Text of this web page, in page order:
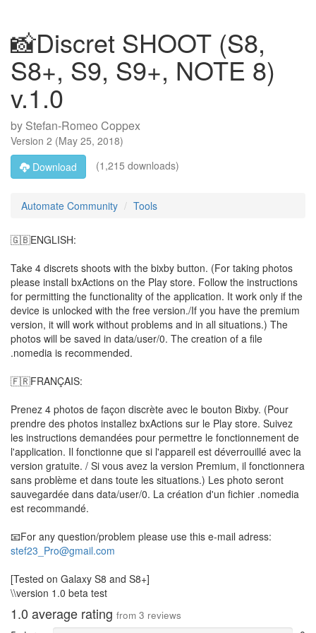
📸Discret SHOOT (S8,
S8+, S9, S9+, NOTE 8)
v.1.0
by Stefan-Romeo Coppex
Version 2 (May 25, 2018)
Download
(1,215 downloads)
Automate Community Tools
🇬🇧ENGLISH:
Take 4 discrets shoots with the bixby button. (For taking photos
please install bxActions on the Play store. Follow the instructions
for permitting the functionality of the application. It work only if the
device is unlocked with the free version./If you have the premium
version, it will work without problems and in all situations.) The
photos will be saved in data/user/0. The creation of a file
.nomedia is recommended.
🇫🇷FRANÇAIS:
Prenez 4 photos de façon discrète avec le bouton Bixby. (Pour
prendre des photos installez bxActions sur le Play store. Suivez
les instructions demandées pour permettre le fonctionnement de
l'application. Il fonctionne que si l'appareil est déverrouillé avec la
version gratuite. / Si vous avez la version Premium, il fonctionnera
sans problème et dans toute les situations.) Les photo seront
sauvegardée dans data/user/0. La création d'un fichier .nomedia
est recommandé.
📧For any question/problem please use this e-mail adress:
stef23_Pro@gmail.com
[Tested on Galaxy S8 and S8+]
\\version 1.0 beta test
1.0 average rating from 3 reviews